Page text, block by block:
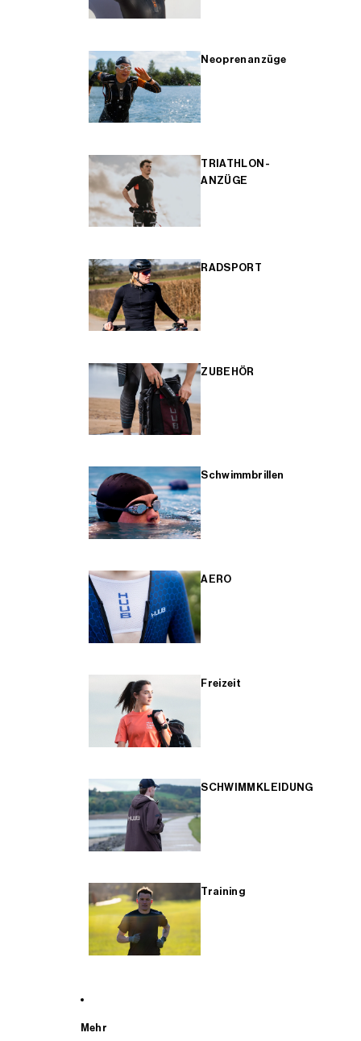
Neoprenanzüge
TRIATHLON-
ANZÜGE
RADSPORT
ZUBEHÖR
Schwimmbrillen
AERO
Freizeit
SCHWIMMKLEIDUNG
Training
Mehr